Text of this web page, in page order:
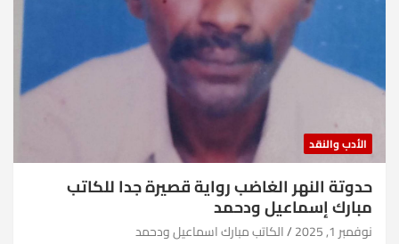
الأدب والنقد
حدوتة النهر الغاضب رواية قصيرة جدا للكاتب
مبارك إسماعيل ودحمد
نوفمبر 1, 2025 الكاتب مبارك اسماعيل ودحمد